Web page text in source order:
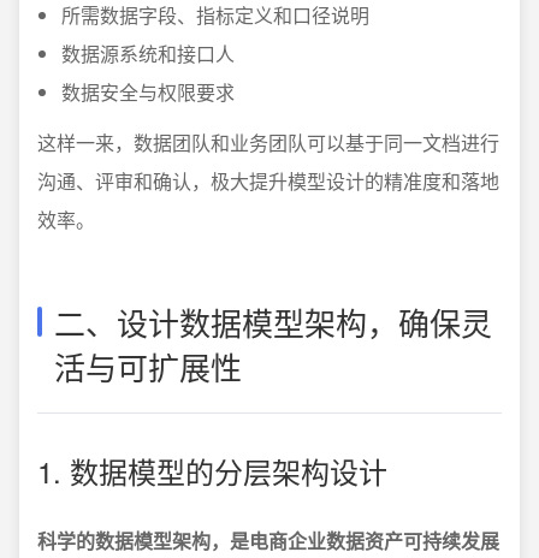
所需数据字段、指标定义和口径说明
数据源系统和接口人
数据安全与权限要求
这样一来，数据团队和业务团队可以基于同一文档进行
沟通、评审和确认，极大提升模型设计的精准度和落地
效率。
二、设计数据模型架构，确保灵
活与可扩展性
1. 数据模型的分层架构设计
科学的数据模型架构，是电商企业数据资产可持续发展